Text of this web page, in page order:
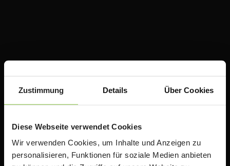
Zustimmung Details Über Cookies
Diese Webseite verwendet Cookies
Wir verwenden Cookies, um Inhalte und Anzeigen zu
personalisieren, Funktionen für soziale Medien anbieten
ACS Group GmbH
85521 Ottobrunn / Riemerling
Deutschland
teacherstore@acsgroup.de